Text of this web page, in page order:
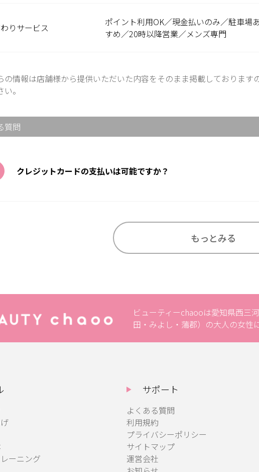
りサービス
ポイント利用OK／現金払いのみ／駐車場
すめ／20時以降営業／メンズ専門
情報は店舗様から提供いただいた内容をそのまま掲載しております
。
質問
クレジットカードの支払いは可能ですか？
もっとみる
ビューティーchaooは愛知県西三
田・みよし・蒲郡）の大人の女性
ーニング
サポート
よくある質問
利用規約
プライバシーポリシー
サイトマップ
運営会社